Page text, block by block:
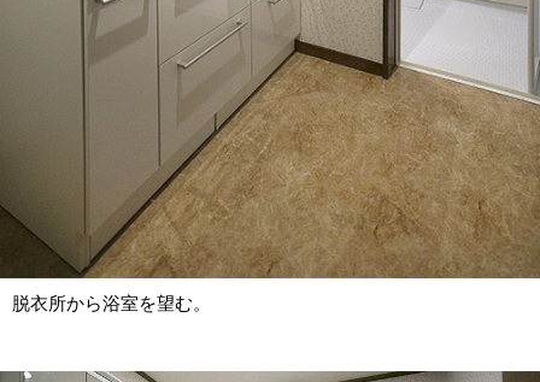
脱衣所から浴室を望む。